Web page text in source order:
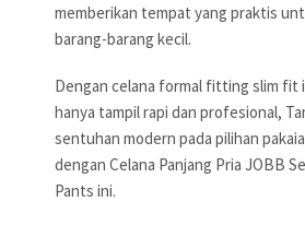
memberikan tempat yang praktis
barang-barang kecil.
Dengan celana formal fitting slim fit
hanya tampil rapi dan profesional,
sentuhan modern pada pilihan
dengan Celana Panjang Pria JOBB
Pants ini.